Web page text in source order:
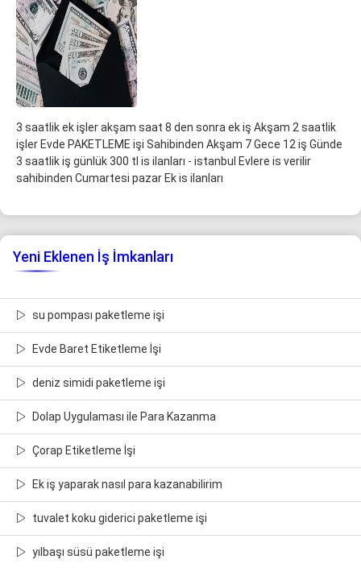
3 saatlik ek işler akşam saat 8 den sonra ek iş Akşam 2 saatlik
işler Evde PAKETLEME işi Sahibinden Akşam 7 Gece 12 iş Günde
3 saatlik iş günlük 300 tl is ilanları - istanbul Evlere is verilir
sahibinden Cumartesi pazar Ek is ilanları
Yeni Eklenen İş İmkanları
su pompası paketleme işi
Evde Baret Etiketleme İşi
deniz simidi paketleme işi
Dolap Uygulaması ile Para Kazanma
Çorap Etiketleme İşi
Ek iş yaparak nasıl para kazanabilirim
tuvalet koku giderici paketleme işi
yılbaşı süsü paketleme işi